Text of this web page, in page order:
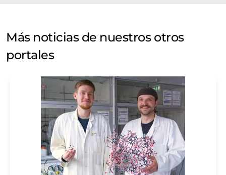
Más noticias de nuestros otros
portales